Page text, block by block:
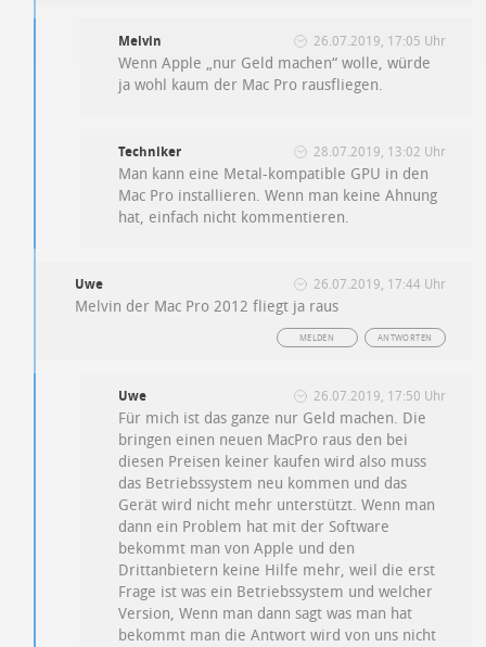
Melvin 26.07.2019, 17:05 Uhr
Wenn Apple „nur Geld machen“ wolle, würde
ja wohl kaum der Mac Pro rausfliegen.
Techniker 28.07.2019, 13:02 Uhr
Man kann eine Metal-kompatible GPU in den
Mac Pro installieren. Wenn man keine Ahnung
hat, einfach nicht kommentieren.
Uwe 26.07.2019, 17:44 Uhr
Melvin der Mac Pro 2012 fliegt ja raus
ANTWORTEN
MELDEN
Uwe 26.07.2019, 17:50 Uhr
Für mich ist das ganze nur Geld machen. Die
bringen einen neuen MacPro raus den bei
diesen Preisen keiner kaufen wird also muss
das Betriebssystem neu kommen und das
Gerät wird nicht mehr unterstützt. Wenn man
dann ein Problem hat mit der Software
bekommt man von Apple und den
Drittanbietern keine Hilfe mehr, weil die erst
Frage ist was ein Betriebssystem und welcher
Version, Wenn man dann sagt was man hat
bekommt man die Antwort wird von uns nicht